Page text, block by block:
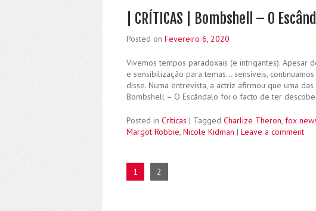
| CRÍTICAS | Bombshell – O
Posted on Fevereiro 6, 2020
Vivemos tempos paradoxais (e intrigantes). Apesar
e sensibilização para temas… sensíveis,
disse. Numa entrevista, a actriz afirmou que uma
Bombshell – O Escândalo foi o facto de ter
Posted in Críticas | Tagged Charlize Theron, fox
Margot Robbie, Nicole Kidman | Leave a comment
1 2